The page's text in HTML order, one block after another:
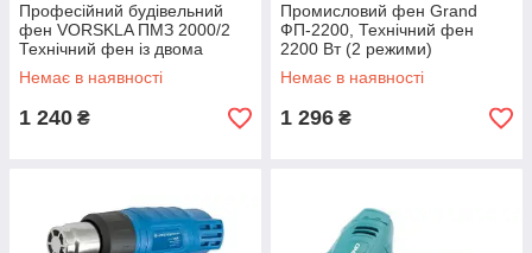
Професійний будівельний
фен VORSKLA ПМЗ 2000/2
Технічний фен із двома
режимами, Термофен
Немає в наявності
1 240 ₴
Промисловий фен Grand
ФП-2200, Технічний фен
2200 Вт (2 режими)
Немає в наявності
1 296 ₴